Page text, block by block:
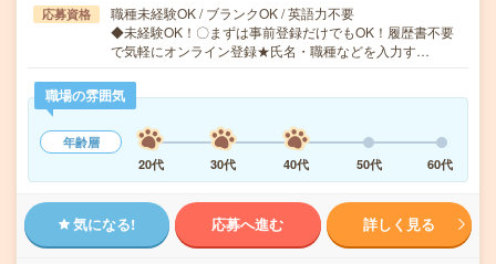
応募資格
職種未経験OK / ブランクOK / 英語力不要
◆未経験OK！〇まずは事前登録だけでもOK！履歴書不要
で気軽にオンライン登録★氏名・職種などを入力す…
職場の雰囲気
年齢層
20代
30代 40代 50代 60代
気になる! 応募へ進む 詳しく見る